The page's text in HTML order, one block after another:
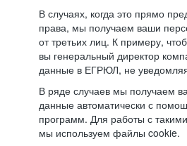
В случаях, когда это прямо
права, мы получаем ваши
от третьих лиц. К примеру,
вы генеральный директор
данные в ЕГРЮЛ, не
В ряде случаев мы получаем
данные автоматически с
программ. Для работы с
мы используем файлы cookie.